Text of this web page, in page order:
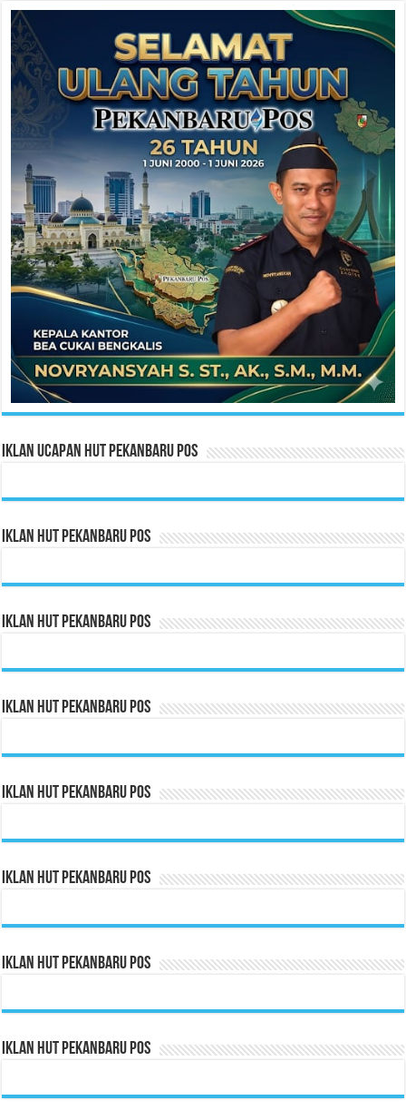
Iklan Ucapan HUT Pekanbaru Pos
Iklan HUT Pekanbaru Pos
Iklan HUT Pekanbaru Pos
Iklan HUT Pekanbaru Pos
Iklan HUT Pekanbaru Pos
Iklan HUT Pekanbaru Pos
Iklan HUT Pekanbaru Pos
Iklan HUT Pekanbaru Pos